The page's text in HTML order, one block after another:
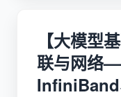
【大模型
联与网络
InfiniBand